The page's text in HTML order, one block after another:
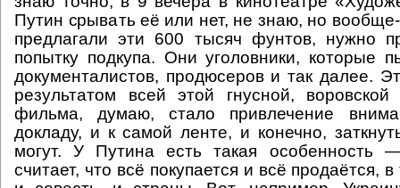
Путин срывать её или нет, не знаю, но
предлагали эти 600 тысяч фунтов, нужно
попытку подкупа. Они уголовники, которые
документалистов, продюсеров и так далее.
результатом всей этой гнусной,
фильма, думаю, стало привлечение
докладу, и к самой ленте, и конечно,
могут. У Путина есть такая
считает, что всё покупается и всё продаётся,